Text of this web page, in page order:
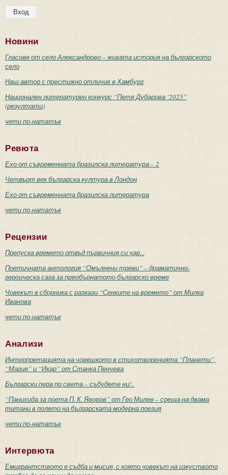
Новини
Гласове от село Александрово – живата история на българското
село
Наш автор с престижно отличие в Хамбург
Национален литературен конкурс “Петя Дубарова ‘2025”
(резултати)
чети по-нататък
Ревюта
Ехо от съвременната бразилска литература – 2
Четвърт век българска култура в Лондон
Ехо от съвременната бразилска литература
чети по-нататък
Рецензии
Препуска времето отвъд първичния си чар...
Поетичната антология “Омълнени треви” – драматично-
героическа сага за преобърнатото българско време
Човекът в сборника с разкази “Сенките на времето” от Милка
Иванова
чети по-нататък
Анализи
Интерпретацията на човешкото в стихотворенията “Планети”,
“Магия” и “Икар” от Станка Пенчева
Български пера по света – събудете ни!..
“Панихида за поета П. К. Яворов” от Гео Милев – среща на двама
титани в полето на българската модерна поезия
чети по-нататък
Интервюта
Емигрантството е съдба и мисия, с която човекът на изкуството